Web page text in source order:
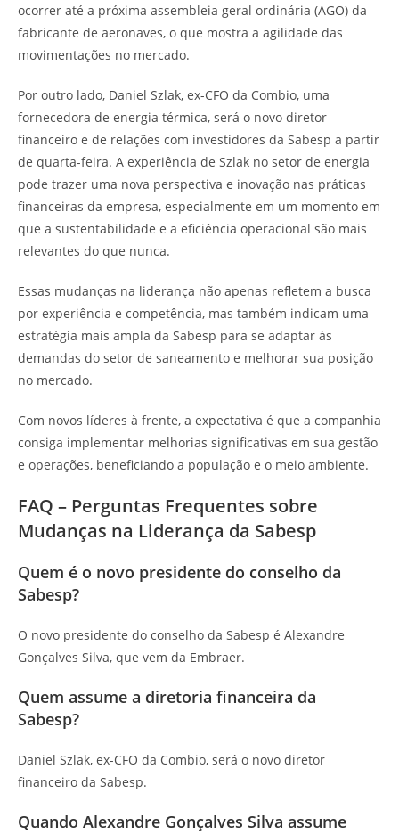
ocorrer até a próxima assembleia geral ordinária (AGO) da
fabricante de aeronaves, o que mostra a agilidade das
movimentações no mercado.
Por outro lado, Daniel Szlak, ex-CFO da Combio, uma
fornecedora de energia térmica, será o novo diretor
financeiro e de relações com investidores da Sabesp a partir
de quarta-feira. A experiência de Szlak no setor de energia
pode trazer uma nova perspectiva e inovação nas práticas
financeiras da empresa, especialmente em um momento em
que a sustentabilidade e a eficiência operacional são mais
relevantes do que nunca.
Essas mudanças na liderança não apenas refletem a busca
por experiência e competência, mas também indicam uma
estratégia mais ampla da Sabesp para se adaptar às
demandas do setor de saneamento e melhorar sua posição
no mercado.
Com novos líderes à frente, a expectativa é que a companhia
consiga implementar melhorias significativas em sua gestão
e operações, beneficiando a população e o meio ambiente.
FAQ – Perguntas Frequentes sobre
Mudanças na Liderança da Sabesp
Quem é o novo presidente do conselho da
Sabesp?
O novo presidente do conselho da Sabesp é Alexandre
Gonçalves Silva, que vem da Embraer.
Quem assume a diretoria financeira da
Sabesp?
Daniel Szlak, ex-CFO da Combio, será o novo diretor
financeiro da Sabesp.
Quando Alexandre Gonçalves Silva assume